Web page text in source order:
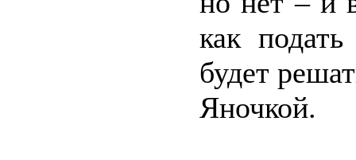
как
будет
Яночкой.